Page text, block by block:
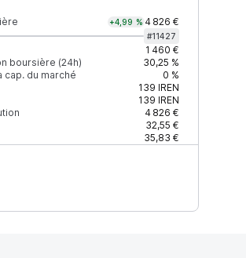
+4,99 % 4 826 €
#11427
1 460 €
boursière (24h)
30,25 %
cap. du marché
0 %
139 IREN
139 IREN
4 826 €
32,55 €
35,83 €
+2% depth
40,17 $ 59 $